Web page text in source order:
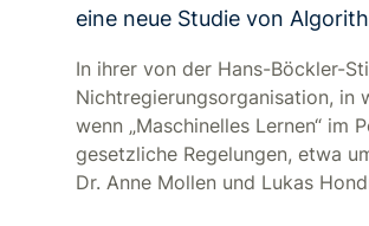
eine neue Studie von
In ihrer von der Hans-Böckler-
Nichtregierungsorganisation, in
wenn „Maschinelles Lernen“
gesetzliche Regelungen, etwa
Dr. Anne Mollen und Lukas